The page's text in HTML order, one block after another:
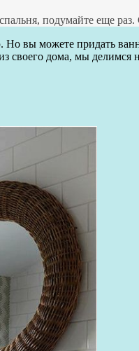
подумайте еще
Но вы можете придать
своего дома, мы